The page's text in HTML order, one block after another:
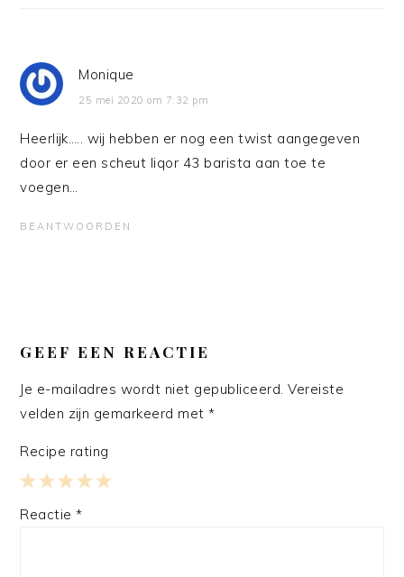
Monique
25 mei 2020 om 7:32 pm
Heerlijk….. wij hebben er nog een twist aangegeven
door er een scheut liqor 43 barista aan toe te
voegen…
BEANTWOORDEN
GEEF EEN REACTIE
Je e-mailadres wordt niet gepubliceerd. Vereiste
velden zijn gemarkeerd met*
Recipe rating
4
3
2
1
Reactie*